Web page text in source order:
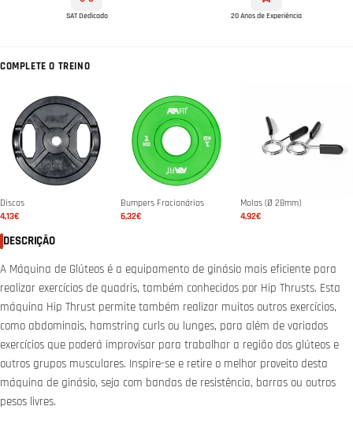
SAT Dedicado 20 Anos de Experiência
COMPLETE O TREINO
Discos
4,13€
Bumpers Fracionários
6,32€
Molas (Ø 28mm)
4,92€
DESCRIÇÃO
A Máquina de Glúteos é a equipamento de ginásio mais eficiente para
realizar exercícios de quadris, também conhecidos por Hip Thrusts. Esta
máquina Hip Thrust permite também realizar muitos outros exercícios,
como abdominais, hamstring curls ou lunges, para além de variados
exercícios que poderá improvisar para trabalhar a região dos glúteos e
outros grupos musculares. Inspire-se e retire o melhor proveito desta
máquina de ginásio, seja com bandas de resistência, barras ou outros
pesos livres.